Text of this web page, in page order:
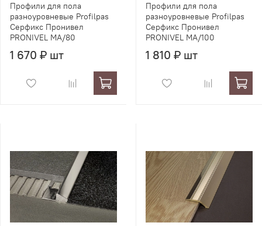
Профили для пола
разноуровневые Profilpas
Серфикс Пронивел
PRONIVEL MA/80
1 670 ₽ шт
Профили для пола
разноуровневые Profilpas
Серфикс Пронивел
PRONIVEL MA/100
1 810 ₽ шт